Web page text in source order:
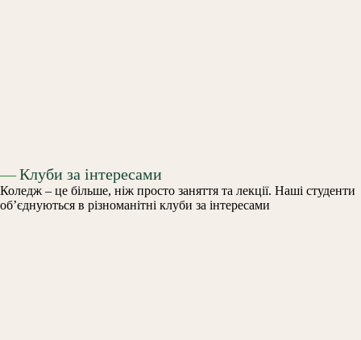
—Клуби за інтересами
Коледж – це більше, ніж просто заняття та лекції. Наші студенти
об’єднуються в різноманітні клуби за інтересами